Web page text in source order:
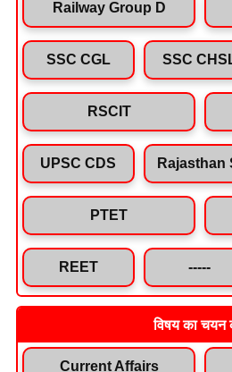
Railway Group D
SSC CGL SSC
RSCIT
UPSC CDS Rajasthan
PTET
REET -----
विषय का चयन
Current Affairs